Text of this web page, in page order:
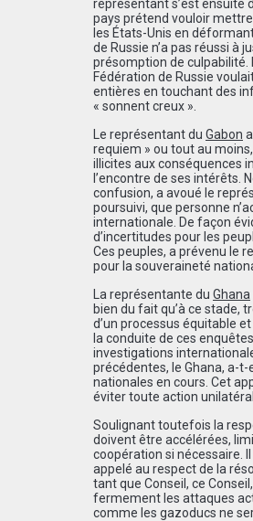
représentant s’est ensuite
pays prétend vouloir
les États-Unis en
de Russie n’a pas réussi à
présomption de culpabilité.
Fédération de Russie
entières en touchant des
« sonnent creux ».
Le représentant du Gabon
requiem » ou tout au
illicites aux conséquences
l’encontre de ses intérêts.
confusion, a avoué le
poursuivi, que personne
internationale. De façon
d’incertitudes pour les
Ces peuples, a prévenu le
pour la souveraineté
La représentante du Ghana
bien du fait qu’à ce stade,
d’un processus équitable
la conduite de ces
investigations
précédentes, le Ghana, a-
nationales en cours. Cet
éviter toute action
Soulignant toutefois la
doivent être accélérées,
coopération si nécessaire.
appelé au respect de la
tant que Conseil, ce
fermement les attaques
comme les gazoducs ne